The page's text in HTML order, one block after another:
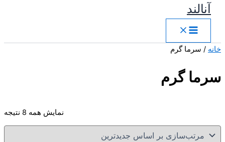
آنالند
خانه / سرما گرم
سرما گرم
نمایش همه 8 نتیجه